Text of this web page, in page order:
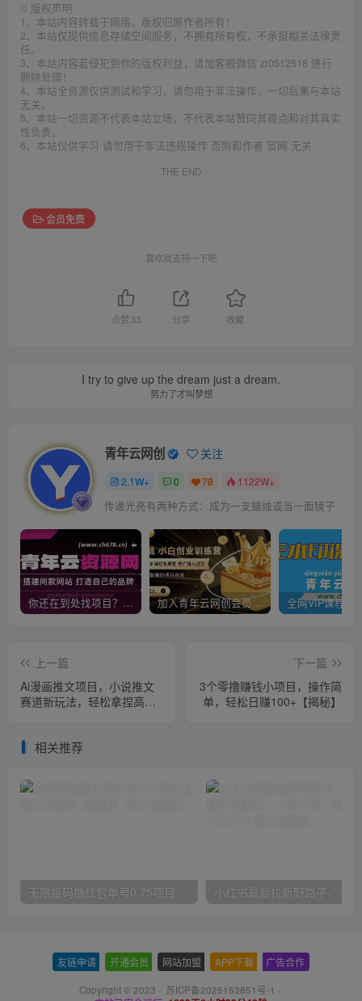
© 版权声明
1、本站内容转载于网络，版权归原作者所有！
2、本站仅提供信息存储空间服务，不拥有所有权，不承担相关法律责
任。
3、本站内容若侵犯到你的版权利益，请加客服微信 zt0512518 进行
删除处理！
4、本站全资源仅供测试和学习，请勿用于非法操作，一切后果与本站
无关。
5、本站一切资源不代表本站立场，不代表本站赞同其观点和对其真实
性负责。
6、本站仅供学习 请勿用于非法违规操作 否则和作者 官网 无关
THE END
会员免费
喜欢就支持一下吧
点赞33 分享 收藏
I try to give up the dream just a dream.
努力了才叫梦想
青年云网创 关注
2.1W+ 0 78 1122W+
传递光亮有两种方式：成为一支蜡烛或当一面镜子
你还在到处找项目？还在当韭菜？我靠卖项目一个月收入5万+，曾经我也是个失败者。 加入青年云网创会员，全站资源免费学习。加入高级合伙人，推广日入1000+
上一篇
Ai漫画推文项目，小说推文
赛道新玩法，轻松拿捏高收
下一篇
3个零撸赚钱小项目，操作简
单，轻松日赚100+【揭秘】
相关推荐
无限接码撸红包单号0.75项目无偿分享给你【揭秘】
友链申请 开通会员 网站加盟 APP下载 广告合作
Copyright © 2023 · 苏ICP备2025153851号-1 ·